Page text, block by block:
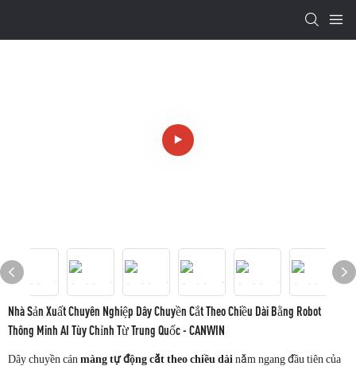
Nhà Sản Xuất Chuyên Nghiệp Dây Chuyền Cắt Theo Chiều Dài Bằng Robot
Thông Minh AI Tùy Chỉnh Từ Trung Quốc - CANWIN
Dây chuyền cán màng tự động cắt theo chiều dài nằm ngang đầu tiên của